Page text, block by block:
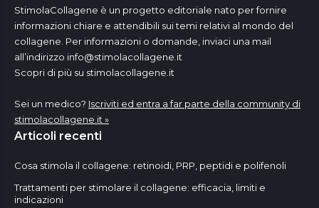
StimolaCollagene è un progetto editoriale nato per fornire
informazioni chiare e attendibili sui temi relativi al mondo del
collagene. Per informazioni o domande, inviaci una mail
all’indirizzo info@stimolacollagene.it
Scopri di più su stimolacollagene.it
Sei un medico? Iscriviti ed entra a far parte della community di
stimolacollagene.it »
Articoli recenti
Cosa stimola il collagene: retinoidi, PRP, peptidi e polifenoli
Trattamenti per stimolare il collagene: efficacia, limiti e
indicazioni